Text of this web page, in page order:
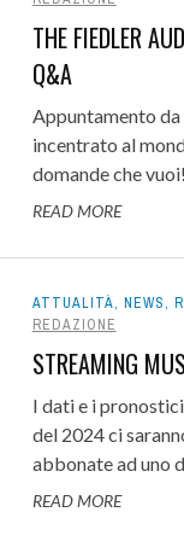
'26:
LIVE E
ESPOSITORI!
6 AGOSTO 2026
BAX500, IL
PER API 500?
L’ASSISTENZA
FOCUSRITE PRO
12 LUGLIO 2026 0
THE FIEDLER
Q&A
Appuntamento da
incentrato al
domande che
READ MORE
ATTUALITÀ, NEWS,
REDAZIONE
STREAMING
I dati e i
del 2024 ci
abbonate ad uno
READ MORE